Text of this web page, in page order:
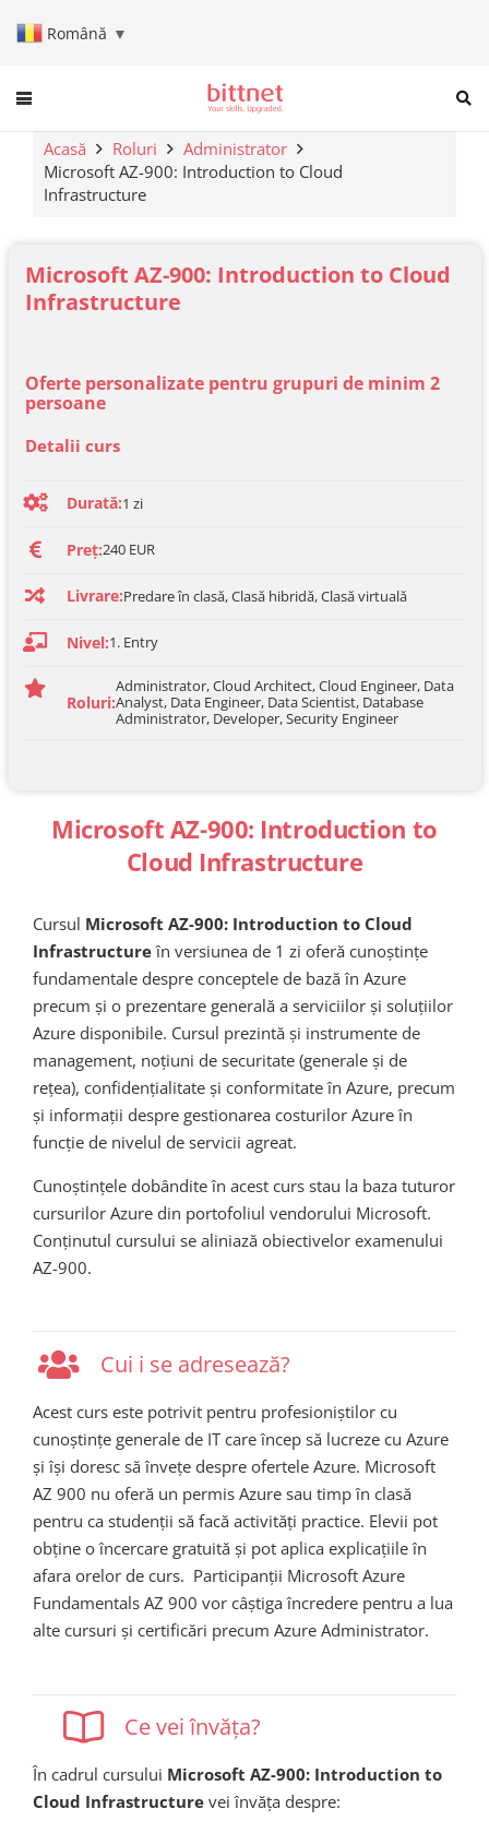
Română ▼
When autocomplete results
Acasă Roluri
Administrator
Microsoft AZ-900: Introduction to Cloud
Infrastructure
Microsoft AZ-900: Introduction to
Cloud Infrastructure
Cursul Microsoft AZ-900: Introduction to Cloud
Infrastructureîn versiunea de 1 zi oferă cunoștințe
fundamentale despre conceptele de bază în Azure
precum și o prezentare generală a serviciilor și soluțiilor
Azure disponibile. Cursul prezintă și instrumente de
management, noțiuni de securitate (generale și de
rețea), confidențialitate și conformitate în Azure, precum
și informații despre gestionarea costurilor Azure în
funcție de nivelul de servicii agreat.
Cunoștințele dobândite în acest curs stau la baza tuturor
cursurilor Azure din portofoliul vendorului Microsoft.
Conținutul cursului se aliniază obiectivelor examenului
AZ-900.
Cui i se adresează?
Acest curs este potrivit pentru profesioniștilor cu
cunoștințe generale de IT care încep să lucreze cu Azure
și își doresc să învețe despre ofertele Azure. Microsoft
AZ 900 nu oferă un permis Azure sau timp în clasă
pentru ca studenții să facă activități practice. Elevii pot
obține o încercare gratuită și pot aplica explicațiile în
afara orelor de curs. Participanții Microsoft Azure
Fundamentals AZ 900 vor câștiga încredere pentru a lua
alte cursuri și certificări precum Azure Administrator.
Ce vei învăța?
În cadrul cursului Microsoft AZ-900: Introduction to
Cloud Infrastructure vei învăța despre:
Microsoft AZ-900: Introduction to Cloud
Infrastructure
Oferte personalizate pentru grupuri de minim 2
persoane
Detalii curs
Durată:1 zi
Preț:240 EUR
Livrare:Predare în clasă, Clasă hibridă, Clasă virtuală
Nivel:1. Entry
Roluri:
Administrator, Cloud Architect, Cloud Engineer, Data
Analyst, Data Engineer, Data Scientist, Database
Administrator, Developer, Security Engineer